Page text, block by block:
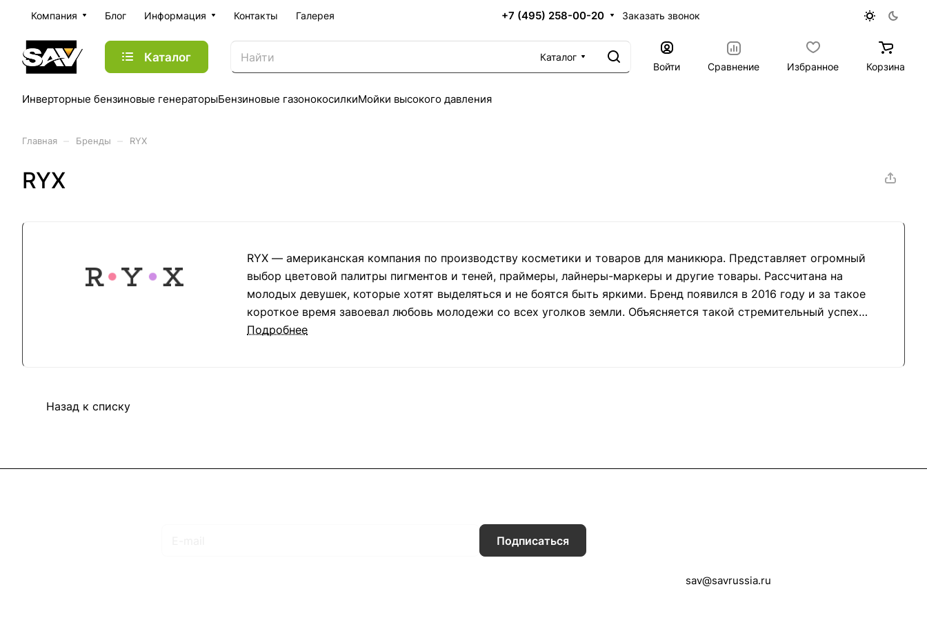
Компания Блог Информация Контакты Галерея +7 (495) 258-00-20 Заказать звонок
Каталог
Каталог
Войти
Сравнение Избранное Корзина
Инверторные бензиновые генераторыБензиновые газонокосилкиМойки высокого давления
Главная Бренды RYX
RYX
RYX — американская компания по производству косметики и товаров для маникюра. Представляет огромный
выбор цветовой палитры пигментов и теней, праймеры, лайнеры-маркеры и другие товары. Рассчитана на
молодых девушек, которые хотят выделяться и не боятся быть яркими. Бренд появился в 2016 году и за такое
короткое время завоевал любовь молодежи со всех уголков земли. Объясняется такой стремительный успех
тем, что товары при высоком качестве поставляются по низким ценам.
Подробнее
Назад к списку
Подписаться
sav@savrussia.ru